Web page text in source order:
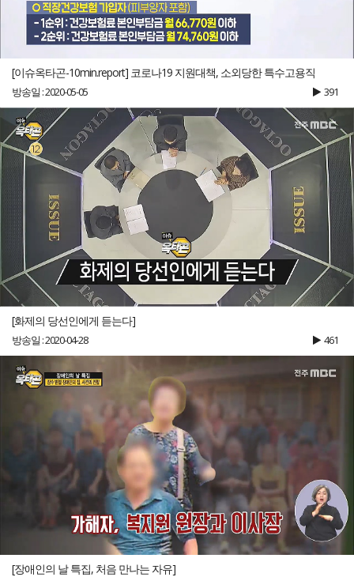
[이슈옥타곤-10min.report] 코로나19 지원대책, 소외당한 특수고용직
방송일 : 2020-05-05 391
[화제의 당선인에게 듣는다]
방송일 : 2020-04-28 461
[장애인의 날 특집, 처음 만나는 자유]